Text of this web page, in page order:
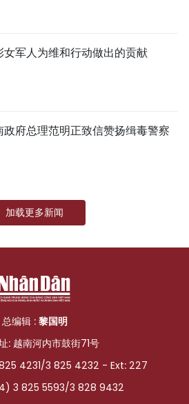
女军人为维和行动做出的贡献
政府总理范明正致信赞扬缉毒警察
加载更多新闻
总编辑 : 黎国明
: 越南河内市鼓街71号
4231/3 825 4232 - Ext: 227
3 825 5593/3 828 9432